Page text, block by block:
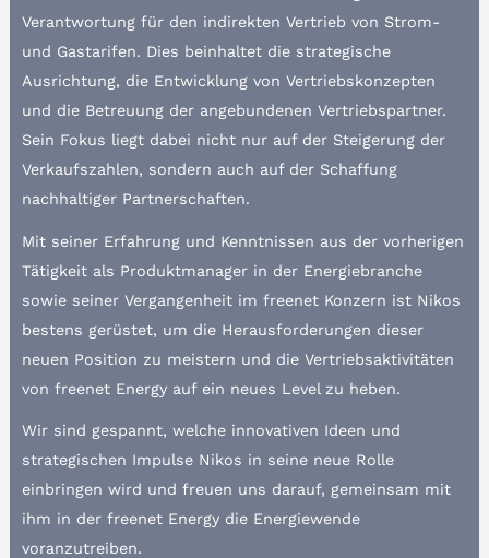
Verantwortung für den indirekten Vertrieb von Strom-
und Gastarifen. Dies beinhaltet die strategische
Ausrichtung, die Entwicklung von Vertriebskonzepten
und die Betreuung der angebundenen Vertriebspartner.
Sein Fokus liegt dabei nicht nur auf der Steigerung der
Verkaufszahlen, sondern auch auf der Schaffung
nachhaltiger Partnerschaften.
Mit seiner Erfahrung und Kenntnissen aus der vorherigen
Tätigkeit als Produktmanager in der Energiebranche
sowie seiner Vergangenheit im freenet Konzern ist Nikos
bestens gerüstet, um die Herausforderungen dieser
neuen Position zu meistern und die Vertriebsaktivitäten
von freenet Energy auf ein neues Level zu heben.
Wir sind gespannt, welche innovativen Ideen und
strategischen Impulse Nikos in seine neue Rolle
einbringen wird und freuen uns darauf, gemeinsam mit
ihm in der freenet Energy die Energiewende
voranzutreiben.